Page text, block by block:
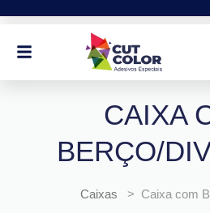
CAIXA
BERÇO/
Caixas > Caixa com